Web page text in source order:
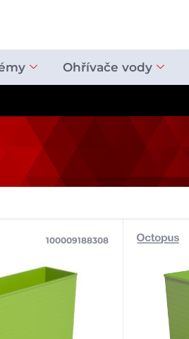
Ohřívače vody
100009188308